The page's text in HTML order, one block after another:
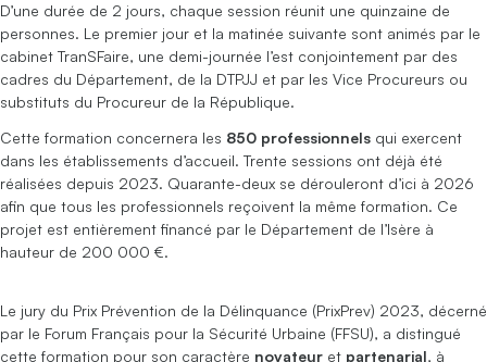
D’une durée de 2 jours, chaque session réunit une quinzaine de
personnes. Le premier jour et la matinée suivante sont animés par le
cabinet TranSFaire, une demi-journée l’est conjointement par des
cadres du Département, de la DTPJJ et par les Vice Procureurs ou
substituts du Procureur de la République.
Cette formation concernera les 850 professionnels qui exercent
dans les établissements d’accueil. Trente sessions ont déjà été
réalisées depuis 2023. Quarante-deux se dérouleront d’ici à 2026
afin que tous les professionnels reçoivent la même formation. Ce
projet est entièrement financé par le Département de l’Isère à
hauteur de 200 000 €.
Le jury du Prix Prévention de la Délinquance (PrixPrev) 2023, décerné
par le Forum Français pour la Sécurité Urbaine (FFSU), a distingué
cette formation pour son caractère novateur et partenarial, à